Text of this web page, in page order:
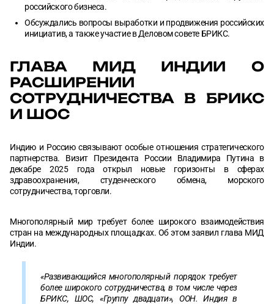
российского бизнеса.
Обсуждались вопросы выработки и продвижения российских
инициатив, а также участие в Деловом совете БРИКС.
ГЛАВА МИД ИНДИИ О
РАСШИРЕНИИ
СОТРУДНИЧЕСТВА В БРИКС
И ШОС
Индию и Россию связывают особые отношения стратегического
партнерства. Визит Президента России Владимира Путина в
декабре 2025 года открыл новые горизонты в сферах
здравоохранения, студенческого обмена, морского
сотрудничества, торговли.
Многополярный мир требует более широкого взаимодействия
стран на международных площадках. Об этом заявил глава МИД
Индии.
«Развивающийся многополярный порядок требует
более широкого сотрудничества, в том числе через
БРИКС, ШОС, «Группу двадцати», ООН. Индия в